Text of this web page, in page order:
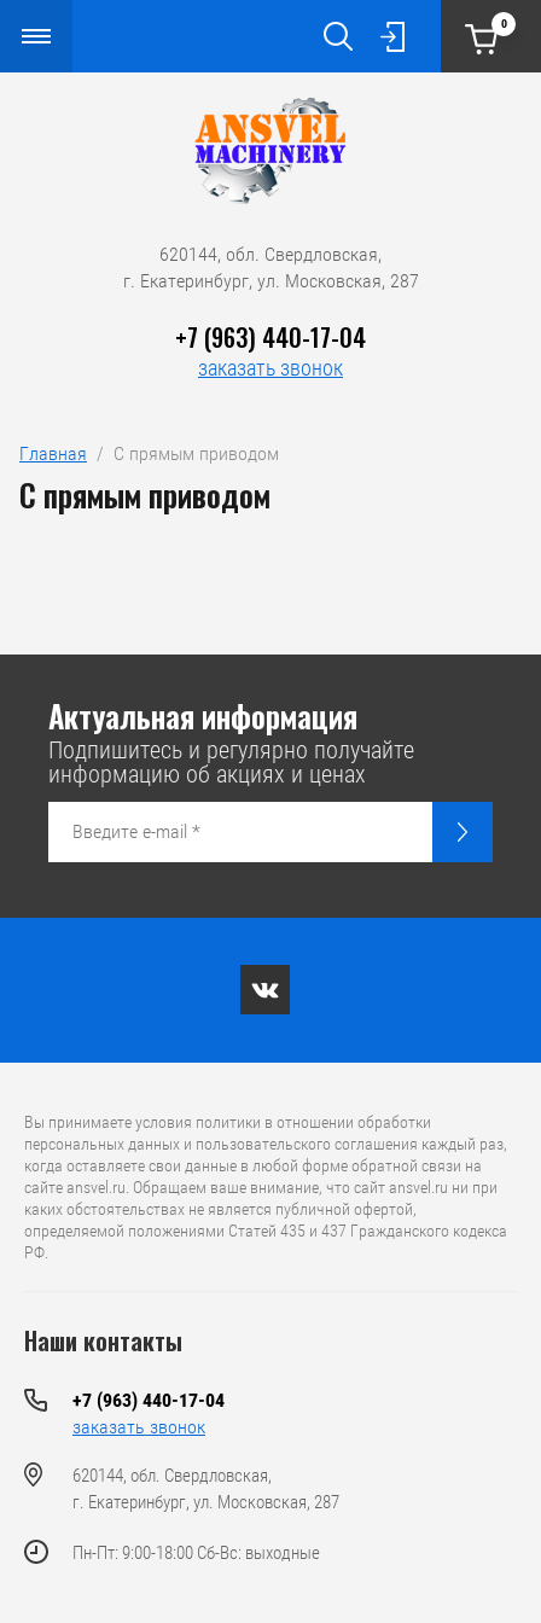
0
620144, обл. Свердловская,
г. Екатеринбург, ул. Московская, 287
+7 (963) 440-17-04
заказать звонок
Главная
  /  С прямым приводом
С прямым приводом
Актуальная информация
Подпишитесь и регулярно получайте
информацию об акциях и ценах
Вы принимаете условия политики в отношении обработки
персональных данных и пользовательского соглашения каждый раз,
когда оставляете свои данные в любой форме обратной связи на
сайте ansvel.ru. Обращаем ваше внимание, что caйт ansvel.ru ни при
каких обстоятельствах не является публичной офертой,
определяемой положениями Статей 435 и 437 Гражданского кодекса
РФ.
Наши контакты
+7 (963) 440-17-04
заказать звонок
620144, обл. Свердловская,
г. Екатеринбург, ул. Московская, 287
Пн-Пт: 9:00-18:00 Сб-Вс: выходные